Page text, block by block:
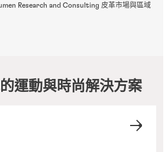
Research and Consulting 皮革市場與區域
運動與時尚解決方案